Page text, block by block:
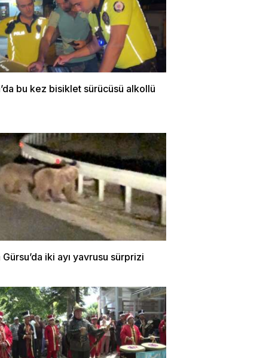
bu kez bisiklet sürücüsü alkollü
Gürsu’da iki ayı yavrusu sürprizi